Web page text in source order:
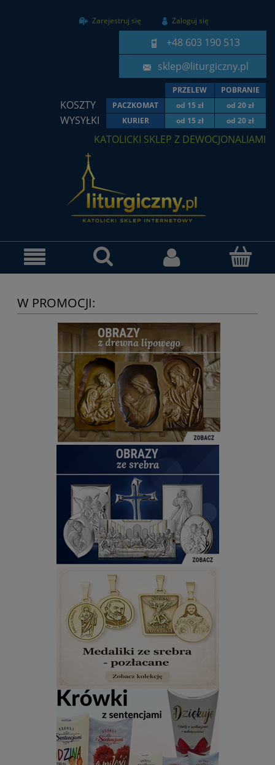
Zarejestruj się Zaloguj się
+48 603 190 513
sklep@liturgiczny.pl
PRZELEW POBRANIE
KOSZTY PACZKOMAT od 15 zł od 20 zł
WYSYŁKI KURIER od 15 zł od 20 zł
KATOLICKI SKLEP Z DEWOCJONALIAMI
W PROMOCJI: